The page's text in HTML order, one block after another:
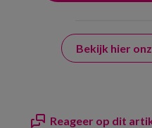
Bekijk hier
Reageer op dit